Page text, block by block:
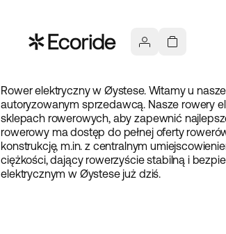
Rower elektryczny w Øystese. Witamy u
autoryzowanym sprzedawcą. Nasze rowery
sklepach rowerowych, aby zapewnić
rowerowy ma dostęp do pełnej oferty
konstrukcję, m.in. z centralnym
ciężkości, dający rowerzyście stabilną i
elektrycznym w Øystese już dziś.